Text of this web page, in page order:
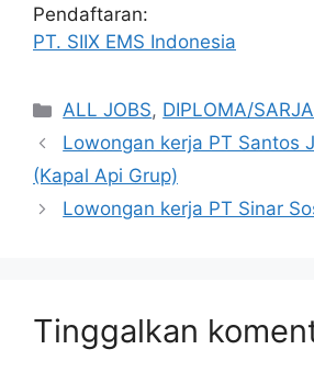
Pendaftaran:
PT. SIIX EMS Indonesia
Kategori
ALL JOBS, DIPLOMA/
Lowongan kerja PT Santos
(Kapal Api Grup)
Lowongan kerja PT Sinar
Tinggalkan